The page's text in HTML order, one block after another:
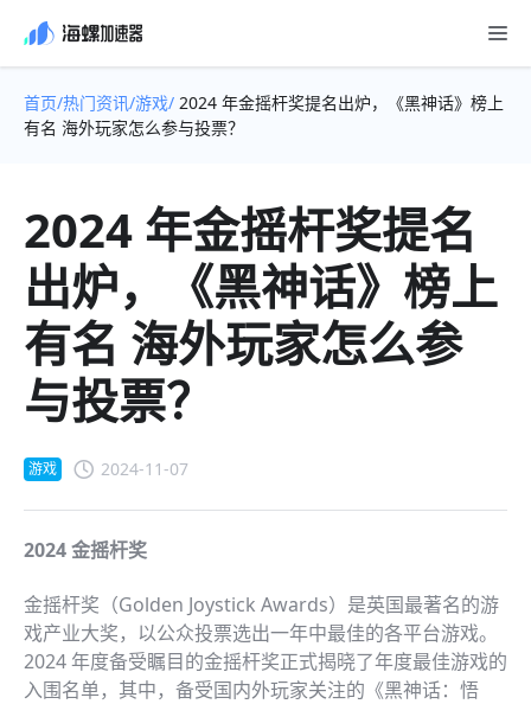
首页/热门资讯/游戏/ 2024 年金摇杆奖提名出炉，《黑神话》榜上
有名 海外玩家怎么参与投票？
2024 年金摇杆奖提名
出炉，《黑神话》榜上
有名 海外玩家怎么参
与投票？
游戏 2024-11-07
2024 金摇杆奖
金摇杆奖（Golden Joystick Awards）是英国最著名的游
戏产业大奖，以公众投票选出一年中最佳的各平台游戏。
2024 年度备受瞩目的金摇杆奖正式揭晓了年度最佳游戏的
入围名单，其中，备受国内外玩家关注的《黑神话：悟